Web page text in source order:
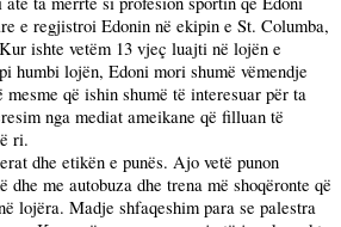
e regjistroi Edonin në ekipin e St. Columba,
ishte vetëm 13 vjeç luajti në lojën e
humbi lojën, Edoni mori shumë vëmendje
që ishin shumë të interesuar për ta
nga mediat ameikane që filluan të
ri.
dhe etikën e punës. Ajo vetë punon
me autobuza dhe trena më shoqëronte që
lojëra. Madje shfaqeshim para se palestra